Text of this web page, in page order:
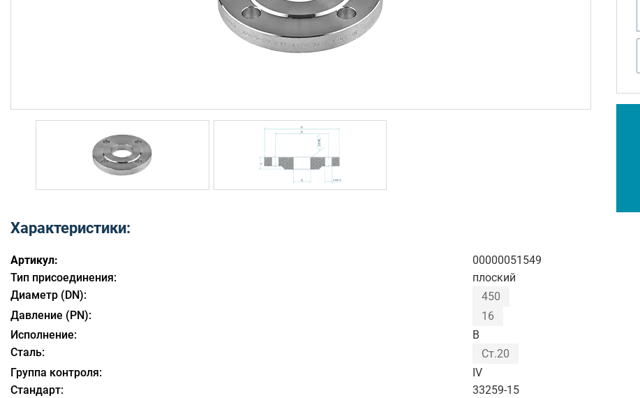
Характеристики:
Артикул:
00000051549
Тип присоединения:
плоский
Диаметр (DN):
450
Давление (PN):
16
Исполнение:
B
Сталь:
Ст.20
Группа контроля:
IV
Стандарт:
33259-15